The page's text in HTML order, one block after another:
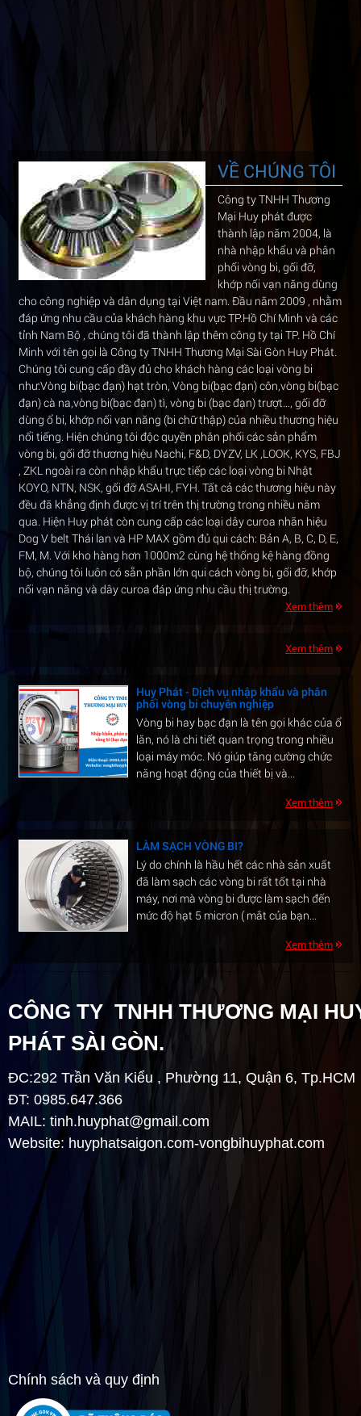
VỀ CHÚNG TÔI
Công ty TNHH Thương
Mại Huy phát được
thành lập năm 2004, là
nhà nhập khẩu và phân
phối vòng bi, gối đỡ,
khớp nối vạn năng dùng
cho công nghiệp và dân dụng tại Việt nam. Đầu năm 2009 , nhằm
đáp ứng nhu cầu của khách hàng khu vực TP.Hồ Chí Minh và các
tỉnh Nam Bộ , chúng tôi đã thành lập thêm công ty tại TP. Hồ Chí
Minh với tên gọi là Công ty TNHH Thương Mại Sài Gòn Huy Phát.
Chúng tôi cung cấp đầy đủ cho khách hàng các loại vòng bi
như:Vòng bi(bạc đạn) hạt tròn, Vòng bi(bạc đạn) côn,vòng bi(bạc
đạn) cà na,vòng bi(bạc đạn) tì, vòng bi (bạc đạn) trượt…, gối đỡ
dùng ổ bi, khớp nối vạn năng (bi chữ thập) của nhiều thương hiệu
nổi tiếng. Hiện chúng tôi độc quyền phân phối các sản phẩm
vòng bi, gối đỡ thương hiệu Nachi, F&D, DYZV, LK ,LOOK, KYS, FBJ
, ZKL ngoài ra còn nhập khẩu trực tiếp các loại vòng bi Nhật
KOYO, NTN, NSK, gối đỡ ASAHI, FYH. Tất cả các thương hiệu này
đều đã khẳng định được vị trí trên thị trường trong nhiều năm
qua. Hiện Huy phát còn cung cấp các loại dây curoa nhãn hiệu
Dog V belt Thái lan và HP MAX gồm đủ qui cách: Bản A, B, C, D, E,
FM, M. Với kho hàng hơn 1000m2 cùng hệ thống kệ hàng đồng
bộ, chúng tôi luôn có sẵn phần lớn qui cách vòng bi, gối đỡ, khớp
nối vạn năng và dây curoa đáp ứng nhu cầu thị trường.
Xem thêm
Cung cấp vòng bi cán thép công nghiệp -
Độ bền cao, chịu tải lớn
Trong ngành luyện kim và sản xuất thép,
hệ thống máy cán phải hoạt động liên tục
với cường độ cao và tải trọng lớn. Để đảm
phối vòng bi chuyên nghiệp
Vòng bi hay bạc đạn là tên gọi khác của ổ
lăn, nó là chi tiết quan trọng trong nhiều
loại máy móc. Nó giúp tăng cường chức
năng hoạt động của thiết bị và...
Lý do chính là hầu hết các nhà sản xuất
đã làm sạch các vòng bi rất tốt tại nhà
máy, nơi mà vòng bi được làm sạch đến
mức độ hạt 5 micron ( mắt của bạn...
1/ Vòng bi tròn có rãnh sâu: Là loại thông
dụng nhất bởi sự đa dạng về chủng loại: -
Z: Nắp chặn bằng sắt ở một phía. - 2Z:
Nắp chặn bằng sắt...
Xem thêm
QUY TRÌNH THÁO LẮP VÒNG BI
Quy trình tháo lắp vòng biVòng bi là một
khẩu và phân phối vòng bi( bạc đạn) là 100% hàng nước ngoài.
Vậy hãy để Huy Phát đảm bảo điều...
ĐÔI NÉT VỀ THƯƠNG HIỆU VÒNG BI
CÔNG TY TNHH THƯƠNG MẠI
PHÁT SÀI GÒN.
ĐC:292 Trần Văn Kiểu , Phường 11, Quận 6, Tp.HCM
ĐT: 0985.647.366
MAIL: tinh.huyphat@gmail.com
Website: huyphatsaigon.com-vongbihuyphat.com
Chính sách và quy định